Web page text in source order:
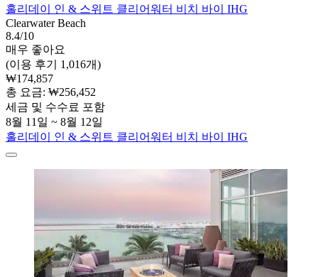
홀리데이 인 & 스위트 클리어워터 비치 바이 IHG
Clearwater Beach
8.4/10
매우 좋아요
(이용 후기 1,016개)
₩174,857
총 요금: ₩256,452
세금 및 수수료 포함
8월 11일 ~ 8월 12일
홀리데이 인 & 스위트 클리어워터 비치 바이 IHG